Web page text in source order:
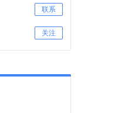
联系
关注